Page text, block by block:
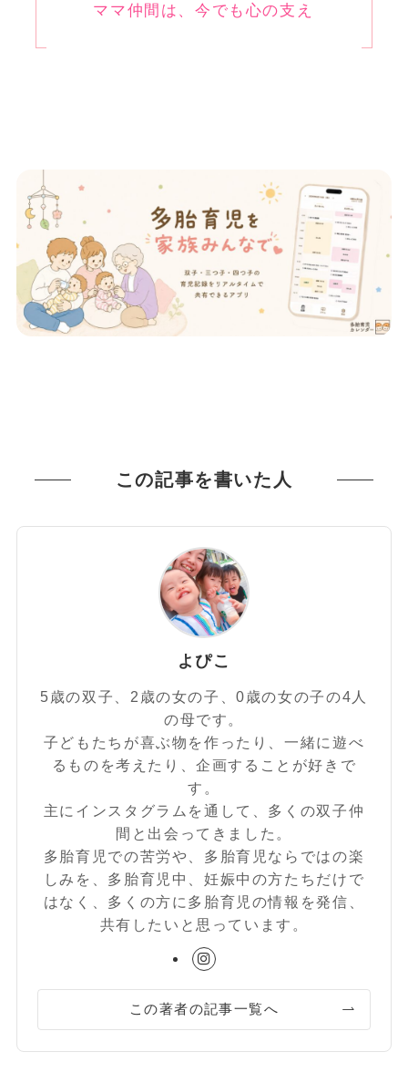
ママ仲間は、今でも心の支え
この記事を書いた人
よぴこ
5歳の双子、2歳の女の子、0歳の女の子の4人
の母です。
子どもたちが喜ぶ物を作ったり、一緒に遊べ
るものを考えたり、企画することが好きで
す。
主にインスタグラムを通して、多くの双子仲
間と出会ってきました。
多胎育児での苦労や、多胎育児ならではの楽
しみを、多胎育児中、妊娠中の方たちだけで
はなく、多くの方に多胎育児の情報を発信、
共有したいと思っています。
この著者の記事一覧へ